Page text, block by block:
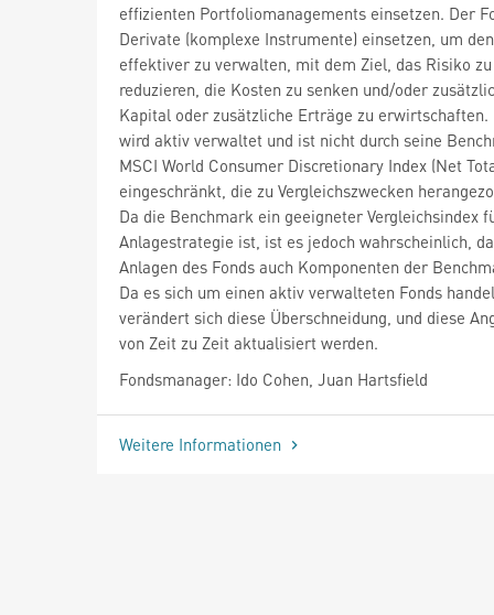
effizienten Portfoliomanagements einsetzen. Der
Derivate (komplexe Instrumente) einsetzen, um
effektiver zu verwalten, mit dem Ziel, das Risiko zu
reduzieren, die Kosten zu senken und/oder
Kapital oder zusätzliche Erträge zu erwirtschaften.
wird aktiv verwaltet und ist nicht durch seine
MSCI World Consumer Discretionary Index (Net
eingeschränkt, die zu Vergleichszwecken
Da die Benchmark ein geeigneter Vergleichsindex
Anlagestrategie ist, ist es jedoch wahrscheinlich,
Anlagen des Fonds auch Komponenten der
Da es sich um einen aktiv verwalteten Fonds
verändert sich diese Überschneidung, und diese
von Zeit zu Zeit aktualisiert werden.
Fondsmanager: Ido Cohen, Juan Hartsfield
Weitere Informationen